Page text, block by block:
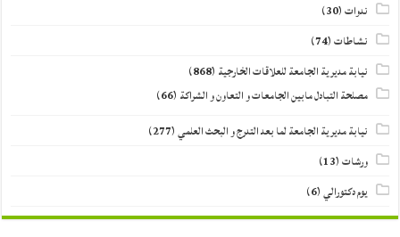
ندوات(30)
نشاطات(74)
نيابة مديرية الجامعة للعلاقات الخارجية (868)
مصلحة التبادل مابين الجامعات و التعاون و الشراكة (66)
نيابة مديرية الجامعة لما بعد التدرج و البحث العلمي(277)
ورشات(13)
يوم دكتورالي(6)